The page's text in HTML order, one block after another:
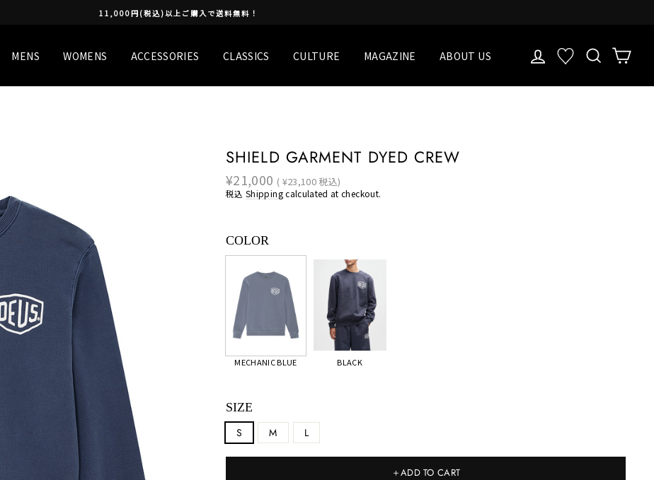
11,000円(税込)以上ご購入で送料無料！
MENS WOMENS ACCESSORIES CLASSICS CULTURE MAGAZINE ABOUT US LOG IN お気に入り一覧
検索
SHIELD GARMENT DYED CREW
Regular
price
¥21,000 ( ¥23,100 税込)
税込Shippingcalculated at checkout.
COLOR
MECHANIC BLUE BLACK
SIZE
S
M L
＋ADD TO CART